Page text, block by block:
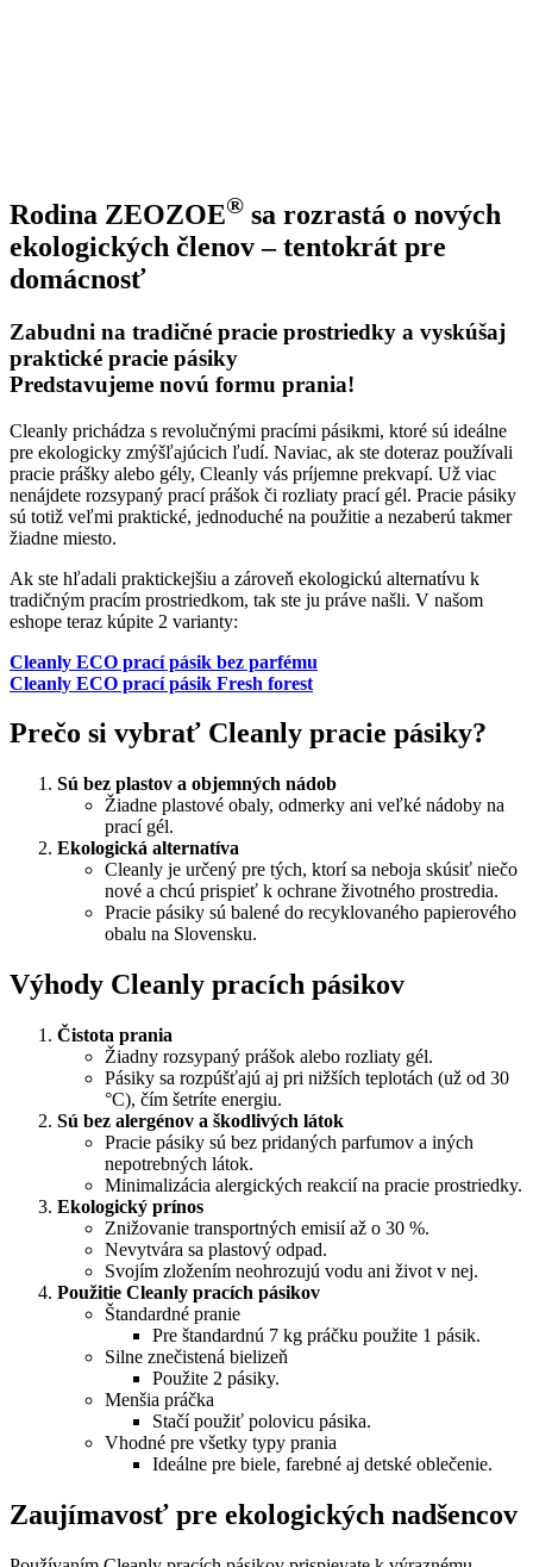
Rodina ZEOZOE® sa rozrastá o nových
ekologických členov – tentokrát pre
domácnosť
Zabudni na tradičné pracie prostriedky a vyskúšaj
praktické pracie pásiky
Predstavujeme novú formu prania!
Cleanly prichádza s revolučnými pracími pásikmi, ktoré sú ideálne
pre ekologicky zmýšľajúcich ľudí. Naviac, ak ste doteraz používali
pracie prášky alebo gély, Cleanly vás príjemne prekvapí. Už viac
nenájdete rozsypaný prací prášok či rozliaty prací gél. Pracie pásiky
sú totiž veľmi praktické, jednoduché na použitie a nezaberú takmer
žiadne miesto.
Ak ste hľadali praktickejšiu a zároveň ekologickú alternatívu k
tradičným pracím prostriedkom, tak ste ju práve našli. V našom
eshope teraz kúpite 2 varianty:
Cleanly ECO prací pásik bez parfému
Cleanly ECO prací pásik Fresh forest
Prečo si vybrať Cleanly pracie pásiky?
Sú bez plastov a objemných nádob
Žiadne plastové obaly, odmerky ani veľké nádoby na
prací gél.
Ekologická alternatíva
Cleanly je určený pre tých, ktorí sa neboja skúsiť niečo
nové a chcú prispieť k ochrane životného prostredia.
Pracie pásiky sú balené do recyklovaného papierového
obalu na Slovensku.
Výhody Cleanly pracích pásikov
Čistota prania
Žiadny rozsypaný prášok alebo rozliaty gél.
Pásiky sa rozpúšťajú aj pri nižších teplotách (už od 30
°C), čím šetríte energiu.
Sú bez alergénov a škodlivých látok
Pracie pásiky sú bez pridaných parfumov a iných
nepotrebných látok.
Minimalizácia alergických reakcií na pracie prostriedky.
Ekologický prínos
Znižovanie transportných emisií až o 30 %.
Nevytvára sa plastový odpad.
Svojím zložením neohrozujú vodu ani život v nej.
Použitie Cleanly pracích pásikov
Štandardné pranie
Pre štandardnú 7 kg práčku použite 1 pásik.
Silne znečistená bielizeň
Použite 2 pásiky.
Menšia práčka
Stačí použiť polovicu pásika.
Vhodné pre všetky typy prania
Ideálne pre biele, farebné aj detské oblečenie.
Zaujímavosť pre ekologických nadšencov